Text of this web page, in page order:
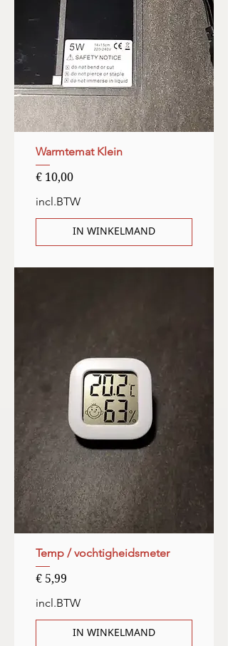
Warmtemat Klein
Prijs
€ 10,00
incl.BTW
IN WINKELMAND
Temp / vochtigheidsmeter
Prijs
€ 5,99
incl.BTW
IN WINKELMAND